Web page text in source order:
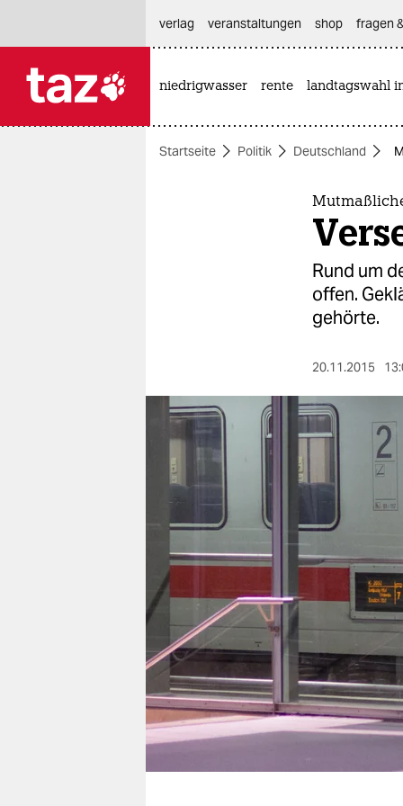
themen
berlin
nord
wahrheit
verlag
verlag
veranstaltungen
shop
fragen & hilfe
unterstützen
abo
genossenschaft
verlag
veranstaltungen shop fragen
niedrigwasser rente landtagswahl
Startseite Politik Deutschland
Rund um
offen.
gehörte.
20.11.2015